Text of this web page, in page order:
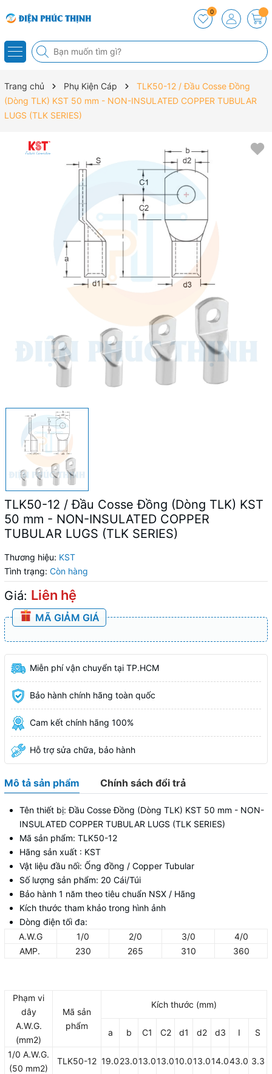
0
Trang chủ Phụ Kiện Cáp
TLK50-12 / Đầu Cosse Đồng
(Dòng TLK) KST 50 mm - NON-INSULATED COPPER TUBULAR
LUGS (TLK SERIES)
TLK50-12 / Đầu Cosse Đồng (Dòng TLK) KST
50 mm - NON-INSULATED COPPER
TUBULAR LUGS (TLK SERIES)
Thương hiệu: KST
Tình trạng: Còn hàng
Giá: Liên hệ
MÃ GIẢM GIÁ
Miễn phí vận chuyển tại TP.HCM
Bảo hành chính hãng toàn quốc
Cam kết chính hãng 100%
Hỗ trợ sửa chữa, bảo hành
Mô tả sản phẩm Chính sách đổi trả
Tên thiết bị: Đầu Cosse Đồng (Dòng TLK) KST 50 mm - NON-
INSULATED COPPER TUBULAR LUGS (TLK SERIES)
Mã sản phẩm: TLK50-12
Hãng sản xuất : KST
Vật liệu đầu nối: Ống đồng / Copper Tubular
Số lượng sản phẩm: 20 Cái/Túi
Bảo hành 1 năm theo tiêu chuẩn NSX / Hãng
Kích thước tham khảo trong hình ảnh
Dòng điện tối đa:
A.W.G
1/0 2/0 3/0
4/0
AMP.
230 265 310 360
Phạm vi
dây
A.W.G.
(mm2)
Mã sản
phẩm
Kích thước (mm)
a b C1 C2 d1 d2 d3 I S
1/0 A.W.G.
(50 mm2)
TLK50-12 19.023.013.013.010.013.014.043.0 3.3